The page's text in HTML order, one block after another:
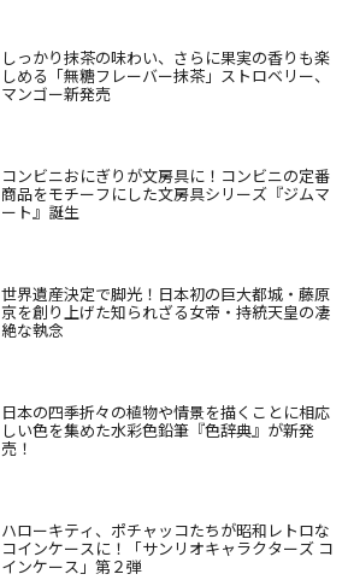
しっかり抹茶の味わい、さらに果実の香りも楽
しめる「無糖フレーバー抹茶」ストロベリー、
マンゴー新発売
コンビニおにぎりが文房具に！コンビニの定番
商品をモチーフにした文房具シリーズ『ジムマ
ート』誕生
世界遺産決定で脚光！日本初の巨大都城・藤原
京を創り上げた知られざる女帝・持統天皇の凄
絶な執念
日本の四季折々の植物や情景を描くことに相応
しい色を集めた水彩色鉛筆『色辞典』が新発
売！
ハローキティ、ポチャッコたちが昭和レトロな
コインケースに！「サンリオキャラクターズ コ
インケース」第２弾